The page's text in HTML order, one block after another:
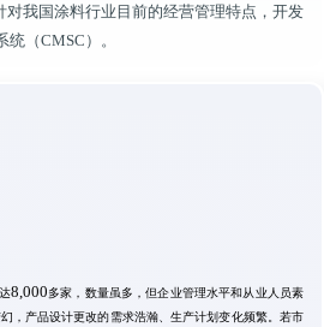
对我国涂料行业目前的经营管理特点，开发
（CMSC）。
8,000多家，数量虽多，但企业管理水平和从业人员素
，产品设计更改的需求浩瀚、生产计划变化频繁。若市